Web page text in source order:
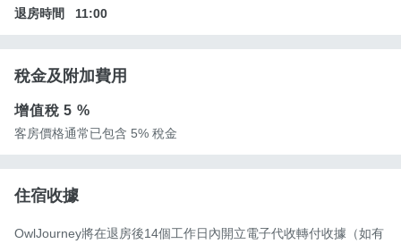
退房時間 11:00
稅金及附加費用
增值稅5 %
客房價格通常已包含 5% 稅金
住宿收據
OwlJourney將在退房後14個工作日內開立電子代收轉付收據（如有